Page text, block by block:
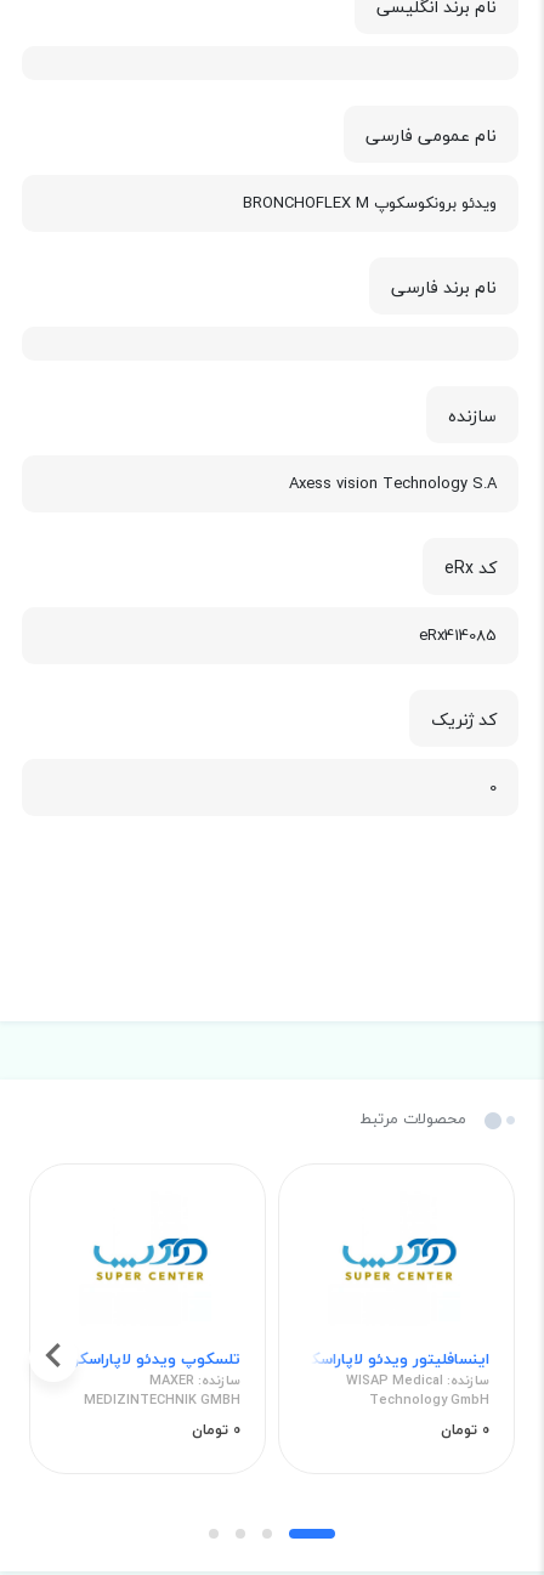
نام برند انگلیسی
نام عمومی فارسی
ویدئو برونكوسكوپ BRONCHOFLEX M
نام برند فارسی
سازنده
Axess vision Technology S.A
کد eRx
eRx414085
کد ژنریک
0
محصولات مرتبط
اینسافلیتور ویدئو لاپاراسكوپ TETRAFLATOR 50 - 7090L50SE
سازنده: WISAP Medical
Technology GmbH
0 تومان
تلسكوپ ویدئو لاپاراسكوپ LAOARASCOPES LENZ
سازنده: MAXER
MEDIZINTECHNIK GMBH
0 تومان